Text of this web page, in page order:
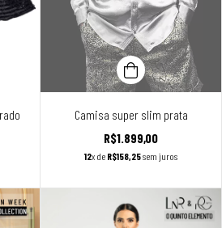
Camisa super slim prata
R$1.899,00
12x de R$158,25sem juros